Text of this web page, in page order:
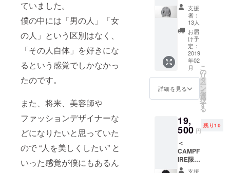
ていました。
僕の中には「男の人」「女
の人」という区別はなく、
「その人自体」を好きにな
るという感覚でしかなかっ
たのです。
また、将来、美容師や
ファッションデザイナーな
どになりたいと思っていた
ので “人を美しくしたい” と
いった感覚が僕にもあるん
ジェク
ト本文
をご覧
くださ
い。 ・
ビュー
イベン
ト 日
程：
2019年
（金）※
定 会
場：東
区北青
山3-5-
10
ワール
のアイ
コンを
小さい
刺繍で
胸元に
入れて
いま
す。 カ
ラー：
ブラッ
ク サイ
イズ ※
サイ
ズ、デ
ザイン
の詳細
はプロ
ジェク
ス
ウェッ
ト＞ リ
バーシ
ブル仕
様で
す。 カ
ラー：
トップ
グレー
サイ
ズ：ユ
ニセッ
イズ ※
サイ
ズ、デ
ザイン
の詳細
はプロ
ジェク
支援
者：
13人
お届
け予
定：
2019
年02
月
詳細を見る
こ
の
リ
タ
ー
ン
を
選
択
す
る
19,
500 円
残り10
＜
CAMPF
IRE限定
ス
支援